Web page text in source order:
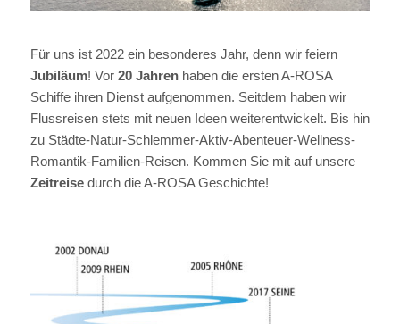
Für uns ist 2022 ein besonderes Jahr, denn wir feiern
Jubiläum! Vor 20 Jahrenhaben die ersten A-ROSA
Schiffe ihren Dienst aufgenommen. Seitdem haben wir
Flussreisen stets mit neuen Ideen weiterentwickelt. Bis hin
zu Städte-Natur-Schlemmer-Aktiv-Abenteuer-Wellness-
Romantik-Familien-Reisen. Kommen Sie mit auf unsere
Zeitreisedurch die A-ROSA Geschichte!